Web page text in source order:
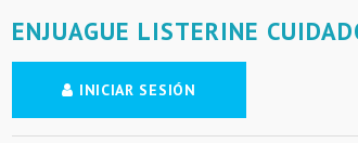
ENJUAGUE LISTERINE
INICIAR SESIÓN